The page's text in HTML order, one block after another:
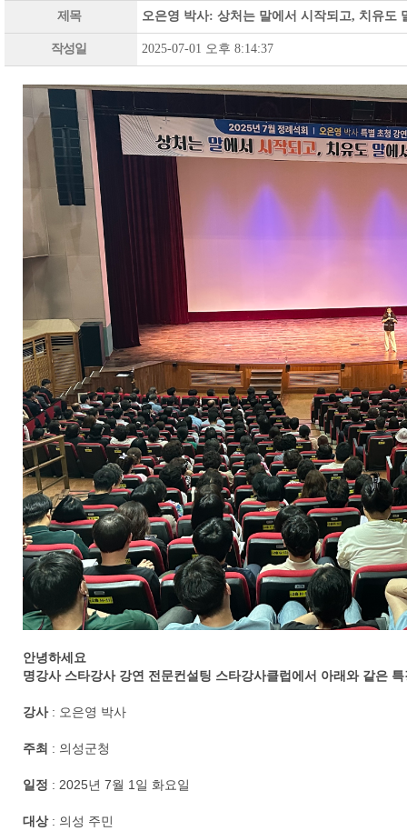
제목 오은영 박사: 상처는 말에서 시작되고, 치유도
작성일 2025-07-01 오후 8:14:37
안녕하세요
명강사 스타강사 강연 전문컨설팅 스타강사클럽에서 아래와 같은
강사: 오은영 박사
주최 : 의성군청
일정 : 2025년 7월 1일 화요일
대상: 의성 주민